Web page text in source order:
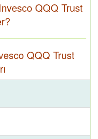
QQQ Trust
QQQ Trust